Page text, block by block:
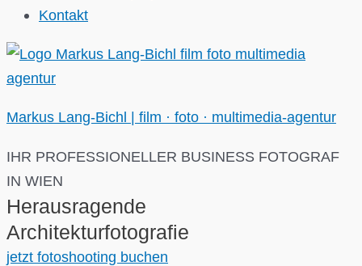
Kontakt
Markus Lang-Bichl | film · foto · multimedia-agentur
IHR PROFESSIONELLER BUSINESS FOTOGRAF
IN WIEN
Herausragende
Architekturfotografie
jetzt fotoshooting buchen